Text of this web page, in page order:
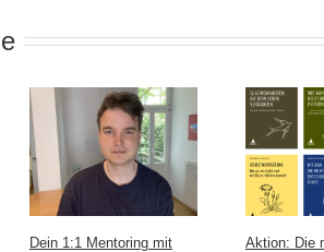
Dein 1:1 Mentoring mit
Aktion: Die